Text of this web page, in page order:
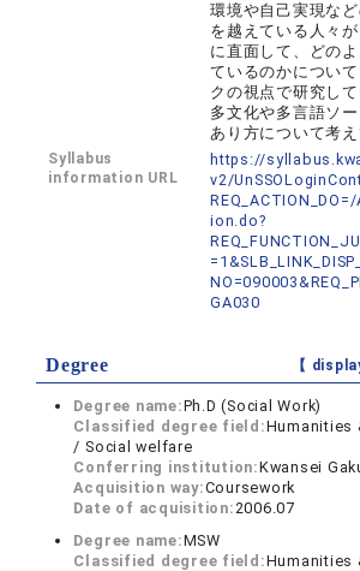
環境や自己実現な
を越えている人々
に直面して、どの
ているのかについ
クの視点で研究して
多文化や多言語ソ
あり方について考え
Syllabus
information URL
https://
v2/
ion.do?
GA030
Degree 【
Degree name:Ph.D (Social Work)
Classified degree field:Humanities
/ Social welfare
Conferring institution:Kwansei
Acquisition way:Coursework
Date of acquisition:2006.07
Degree name:MSW
Classified degree field:Humanities